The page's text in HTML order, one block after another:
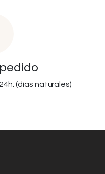
(días naturales)